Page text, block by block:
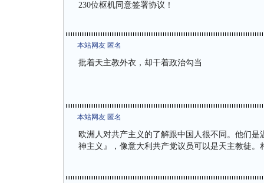
230位枢机同意签署协议！
本站网友 匿名
批着天主教外衣，却干着政治勾当
本站网友 匿名
欧洲人对共产主义的了解跟中国人很不同。他们
神主义』，像意大利共产党议员可以是天主教徒